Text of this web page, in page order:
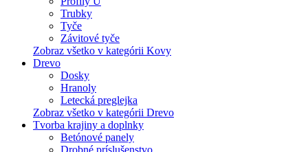
Trubky
Tyče
Závitové tyče
Zobraz všetko v kategórii Kovy
Drevo
Dosky
Hranoly
Letecká preglejka
Zobraz všetko v kategórii Drevo
Tvorba krajiny a doplnky
Betónové panely
Drobné príslušenstvo